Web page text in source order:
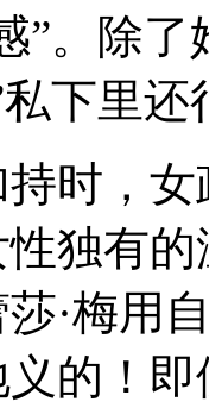
。 除了
下里
时，
独有
·梅用
的！ 即